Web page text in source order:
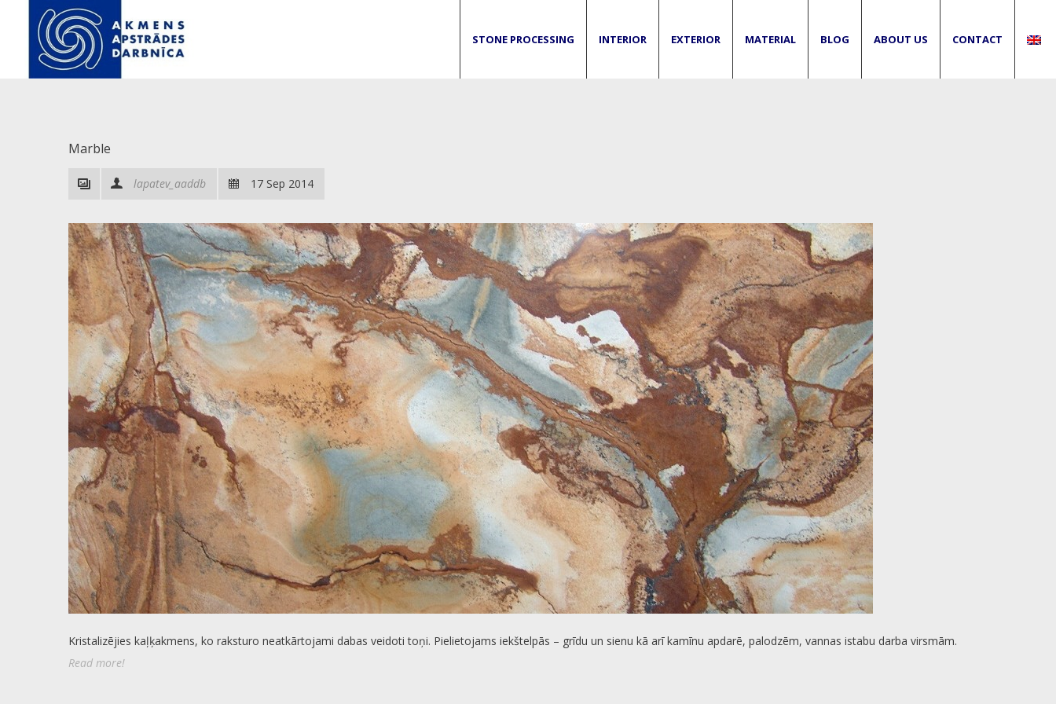
STONE PROCESSING INTERIOR EXTERIOR MATERIAL BLOG ABOUT US CONTACT
Marble
lapatev_aaddb 17 Sep 2014
Kristalizējies kaļķakmens, ko raksturo neatkārtojami dabas veidoti toņi. Pielietojams iekštelpās – grīdu un sienu kā arī kamīnu apdarē, palodzēm, vannas istabu darba virsmām.
Read more!